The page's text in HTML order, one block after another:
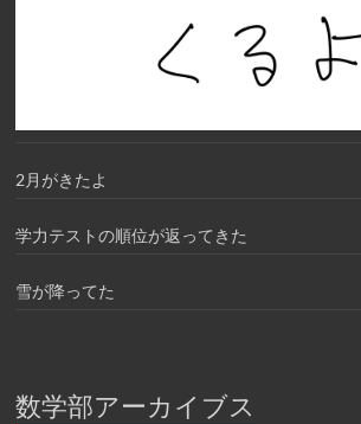
2月がきたよ
学力テストの順位が返ってきた
雪が降ってた
数学部アーカイブス